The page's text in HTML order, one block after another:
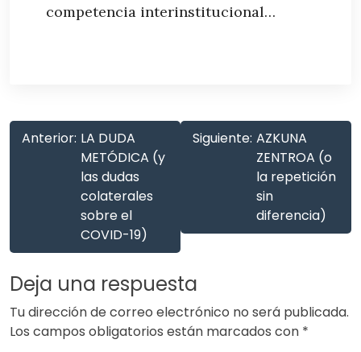
competencia interinstitucional…
Anterior: LA DUDA
METÓDICA (y
las dudas
colaterales
sobre el
COVID-19)
Siguiente: AZKUNA
ZENTROA (o
la repetición
sin
diferencia)
Deja una respuesta
Tu dirección de correo electrónico no será publicada.
Los campos obligatorios están marcados con *